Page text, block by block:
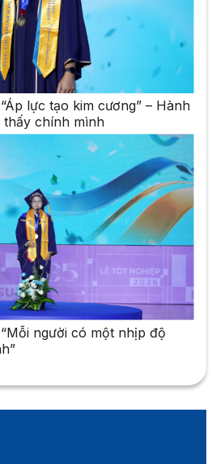
lực tạo kim cương” – Hành
chính mình
người có một nhịp độ